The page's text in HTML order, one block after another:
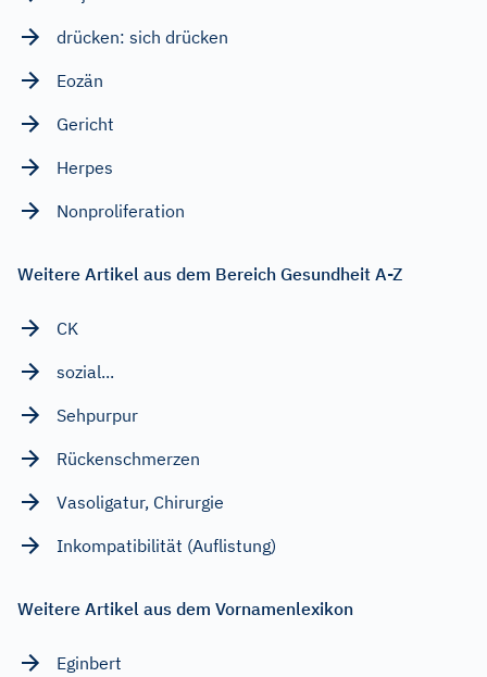
drücken: sich drücken
Eozän
Gericht
Herpes
Nonproliferation
Weitere Artikel aus dem Bereich Gesundheit A-Z
CK
sozial...
Sehpurpur
Rückenschmerzen
Vasoligatur, Chirurgie
Inkompatibilität (Auflistung)
Weitere Artikel aus dem Vornamenlexikon
Eginbert